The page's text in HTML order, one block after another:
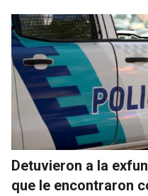
Detuvieron a la
que le encontraron